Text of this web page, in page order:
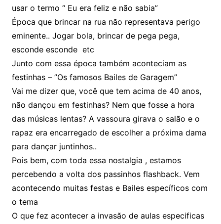
usar o termo “ Eu era feliz e não sabia”
Época que brincar na rua não representava perigo
eminente.. Jogar bola, brincar de pega pega,
esconde esconde etc
Junto com essa época também aconteciam as
festinhas – ”Os famosos Bailes de Garagem”
Vai me dizer que, você que tem acima de 40 anos,
não dançou em festinhas? Nem que fosse a hora
das músicas lentas? A vassoura girava o salão e o
rapaz era encarregado de escolher a próxima dama
para dançar juntinhos..
Pois bem, com toda essa nostalgia , estamos
percebendo a volta dos passinhos flashback. Vem
acontecendo muitas festas e Bailes específicos com
o tema
O que fez acontecer a invasão de aulas especificas